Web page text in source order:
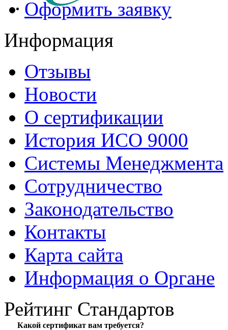
Оформить заявку
Информация
Отзывы
Новости
О сертификации
История ИСО 9000
Системы Менеджмента
Сотрудничество
Законодательство
Контакты
Карта сайта
Информация о Органе
Рейтинг Стандартов
Какой сертификат вам требуется?